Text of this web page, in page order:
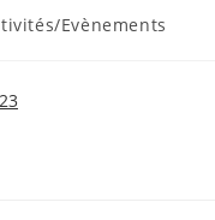
Evènements